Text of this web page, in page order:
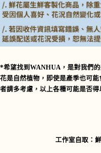
*希望找到WANHUA，是對我們
花是自然植物，即使是產季也可
者請多考慮，以上各種可能是否
工作室自取：